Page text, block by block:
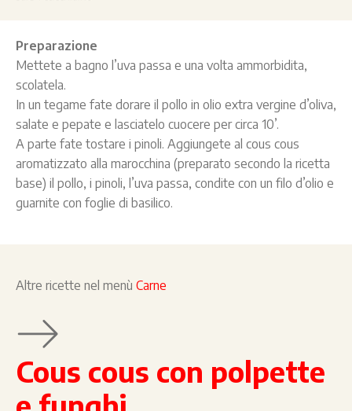
Preparazione
Mettete a bagno l’uva passa e una volta ammorbidita,
scolatela.
In un tegame fate dorare il pollo in olio extra vergine d’oliva,
salate e pepate e lasciatelo cuocere per circa 10’.
A parte fate tostare i pinoli. Aggiungete al cous cous
aromatizzato alla marocchina (preparato secondo la ricetta
base) il pollo, i pinoli, l’uva passa, condite con un filo d’olio e
guarnite con foglie di basilico.
Altre ricette nel menù Carne
Cous cous con polpette